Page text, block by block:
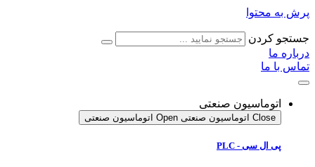
پرش به محتوا
جستجو کردن
درباره ما
تماس با ما
اتوماسیون صنعتی
Close اتوماسیون صنعتی Open اتوماسیون صنعتی
پی ال سی - PLC